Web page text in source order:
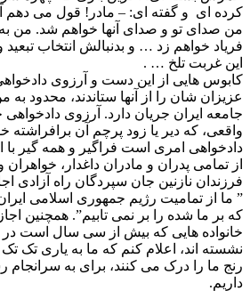
کرده ای و گفته ای: – مادر! قول می دهم
من صدای تو و صدای آنها خواهم شد. من به
فریاد خواهم زد … و بدنبالش انتخاب تبعید
این غربت تلخ … .
کابوس هایی از این دست و آرزوی
عزیزان شان را از آنها ستاندند، محدود به
جامعه ایران جریان دارد. آرزوی دادخواهی
واقعی، که دیر یا زود پرچم آن برافراشته
دادخواهی امری است فراگیر و همه گیر با
از تمامی پدران و مادران داغدار،
فرزندان نازنین جان سپردگان راه آزادی
” ما از تمامیت رژیم جمهوری اسلامی
که بر ما شده را بر نمی تابیم”. همچنین
خانواده هایی که بیش از سی سال است
نشسته اند، اعلام کنم که ما به یاری تک
رنج ما را درک می کنند، برای به سرانجام
داریم.